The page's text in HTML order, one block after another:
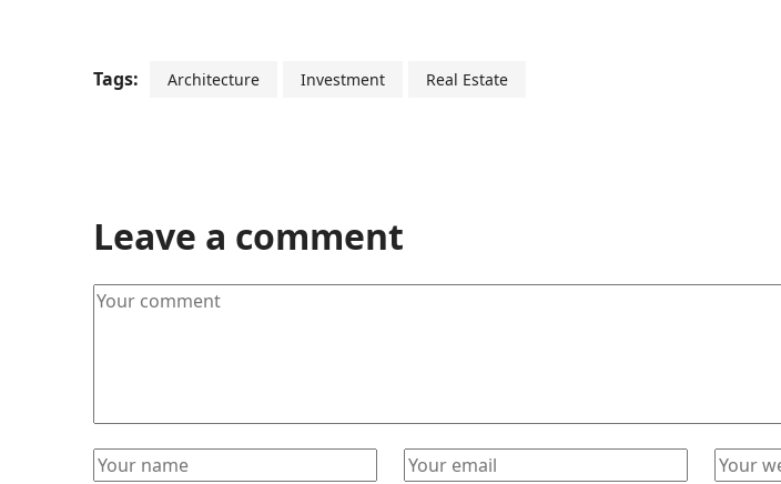
Tags: Architecture Investment Real Estate
Leave a comment